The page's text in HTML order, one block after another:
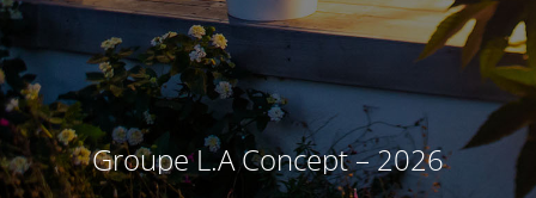
Groupe L.A Concept – 2026